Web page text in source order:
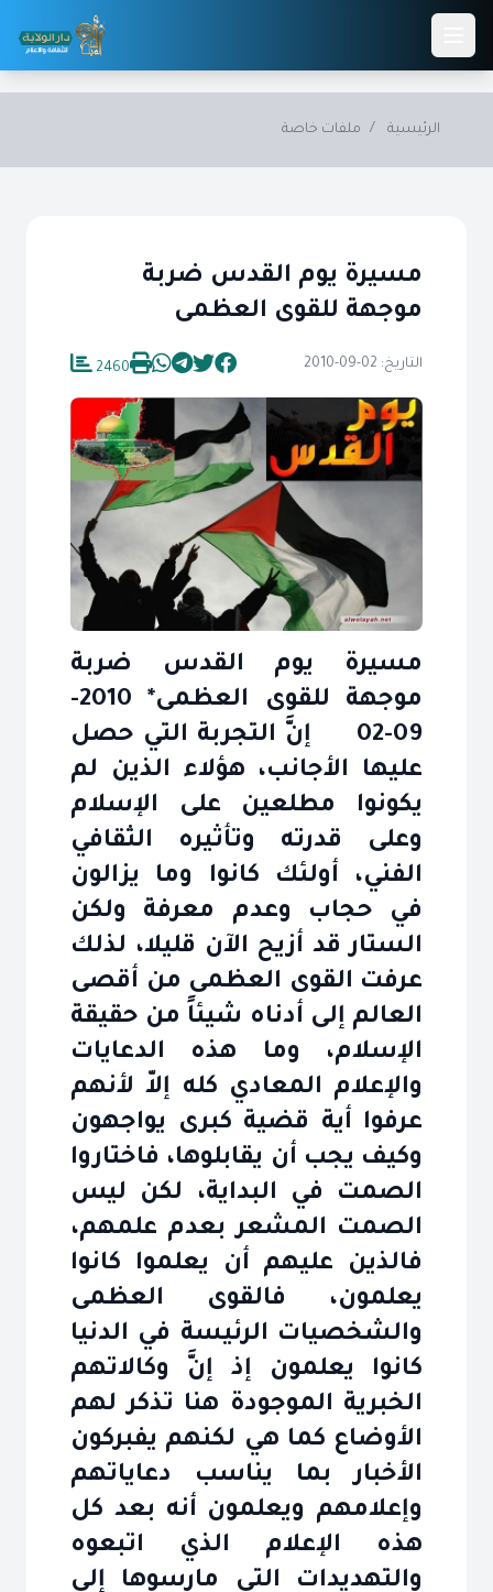
Skip to main content
الرئيسية / ملفات خاصة
مسيرة يوم القدس ضربة
موجهة للقوى العظمى
التاريخ: 02-09-2010 2460
مسيرة يوم القدس ضربة
موجهة للقوى العظمى* 2010-
09-02 إنَّ التجربة التي حصل
عليها الأجانب، هؤلاء الذين لم
يكونوا مطلعين على الإسلام
وعلى قدرته وتأثيره الثقافي
الفني، أولئك كانوا وما يزالون
في حجاب وعدم معرفة ولكن
الستار قد أزيح الآن قليلا، لذلك
عرفت القوى العظمى من أقصى
العالم إلى أدناه شيئاً من حقيقة
الإسلام، وما هذه الدعايات
والإعلام المعادي كله إلاّ لأنهم
عرفوا أية قضية كبرى يواجهون
وكيف يجب أن يقابلوها، فاختاروا
الصمت في البداية، لكن ليس
الصمت المشعر بعدم علمهم،
فالذين عليهم أن يعلموا كانوا
يعلمون، فالقوى العظمى
والشخصيات الرئيسة في الدنيا
كانوا يعلمون إذ إنَّ وكالاتهم
الخبرية الموجودة هنا تذكر لهم
الأوضاع كما هي لكنهم يفبركون
الأخبار بما يناسب دعاياتهم
وإعلامهم ويعلمون أنه بعد كل
هذه الإعلام الذي اتبعوه
والتهديدات التي مارسوها إلى